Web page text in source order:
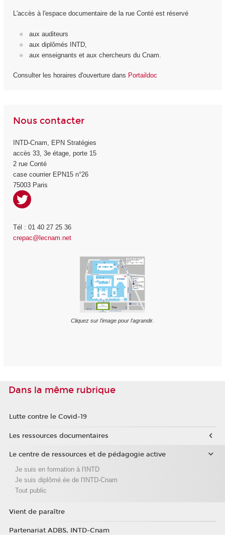
L'accès à l'espace documentaire de la rue Conté est réservé
aux auditeurs
aux diplômés INTD,
aux enseignants et aux chercheurs du Cnam.
Consulter les horaires d'ouverture dans Portaildoc
Nous contacter
INTD-Cnam, EPN Stratégies
accès 33, 3eétage, porte 15
2 rue Conté
case courrier EPN15 n°26
75003 Paris
Tél : 01 40 27 25 36
crepac@lecnam.net
Cliquez sur l'image pour l'agrandir.
Dans la même rubrique
Lutte contre le Covid-19
Les ressources documentaires
Le centre de ressources et de pédagogie active
Je suis en formation à l'INTD
Je suis diplômé.ée de l'INTD-Cnam
Tout public
Vient de paraître
Partenariat ADBS, INTD-Cnam